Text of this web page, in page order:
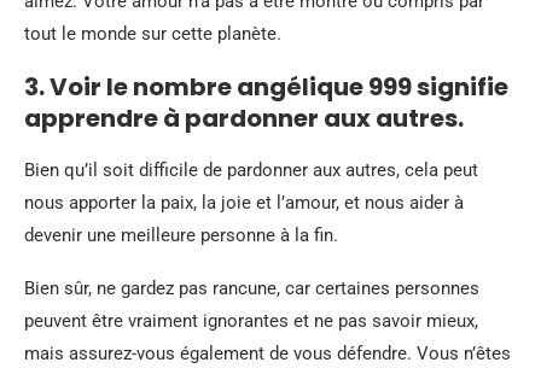
tout le monde sur cette planète.
3. Voir le nombre angélique 999 signifie
apprendre à pardonner aux autres.
Bien qu’il soit difficile de pardonner aux autres, cela peut
nous apporter la paix, la joie et l’amour, et nous aider à
devenir une meilleure personne à la fin.
Bien sûr, ne gardez pas rancune, car certaines personnes
peuvent être vraiment ignorantes et ne pas savoir mieux,
mais assurez-vous également de vous défendre. Vous n’êtes